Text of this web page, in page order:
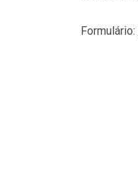
Formulário: